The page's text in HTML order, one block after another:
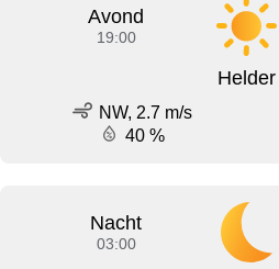
Avond
19:00
Helder
NW, 2.7 m/s
40 %
Nacht
03:00